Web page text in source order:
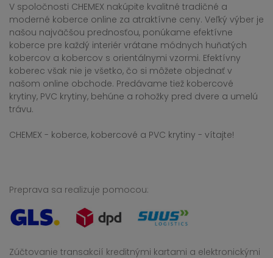
V spoločnosti CHEMEX nakúpite kvalitné tradičné a
moderné koberce online za atraktívne ceny. Veľký výber je
našou najväčšou prednosťou, ponúkame efektívne
koberce pre každý interiér vrátane módnych huňatých
kobercov a kobercov s orientálnymi vzormi. Efektívny
koberec však nie je všetko, čo si môžete objednať v
našom online obchode. Predávame tiež kobercové
krytiny, PVC krytiny, behúne a rohožky pred dvere a umelú
trávu.
CHEMEX - koberce, kobercové a PVC krytiny - vítajte!
Preprava sa realizuje pomocou:
Zúčtovanie transakcií kreditnými kartami a elektronickými